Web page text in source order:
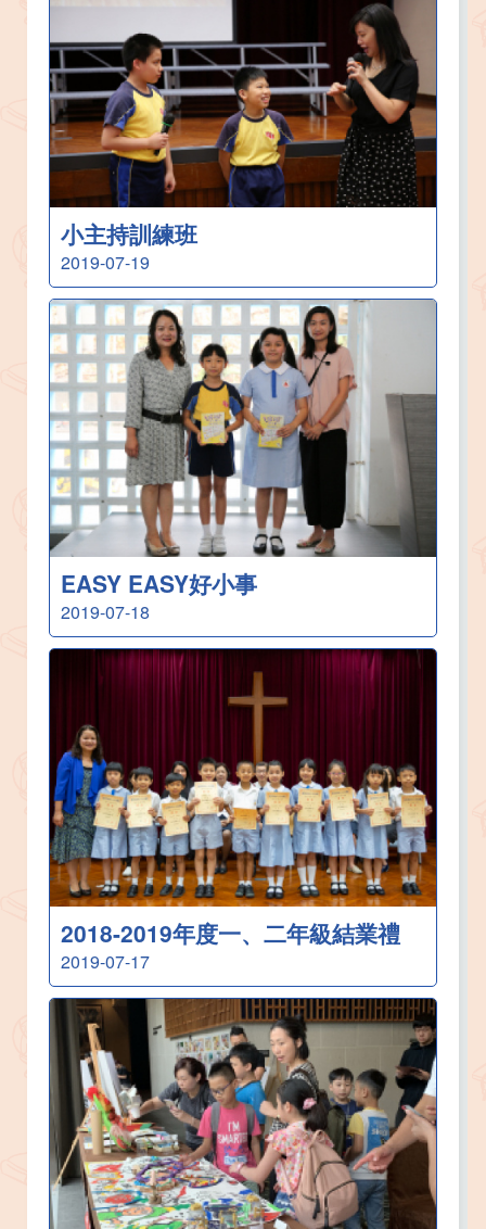
小主持訓練班
2019-07-19
EASY EASY好小事
2019-07-18
2018-2019年度一、二年級結業禮
2019-07-17